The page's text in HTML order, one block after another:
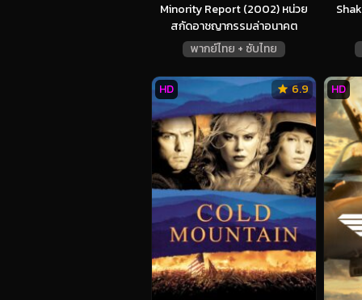
Minority Report (2002) หน่วย
สกัดอาชญากรรมล่าอนาคต
พากย์ไทย + ซับไทย
6.9
HD HD